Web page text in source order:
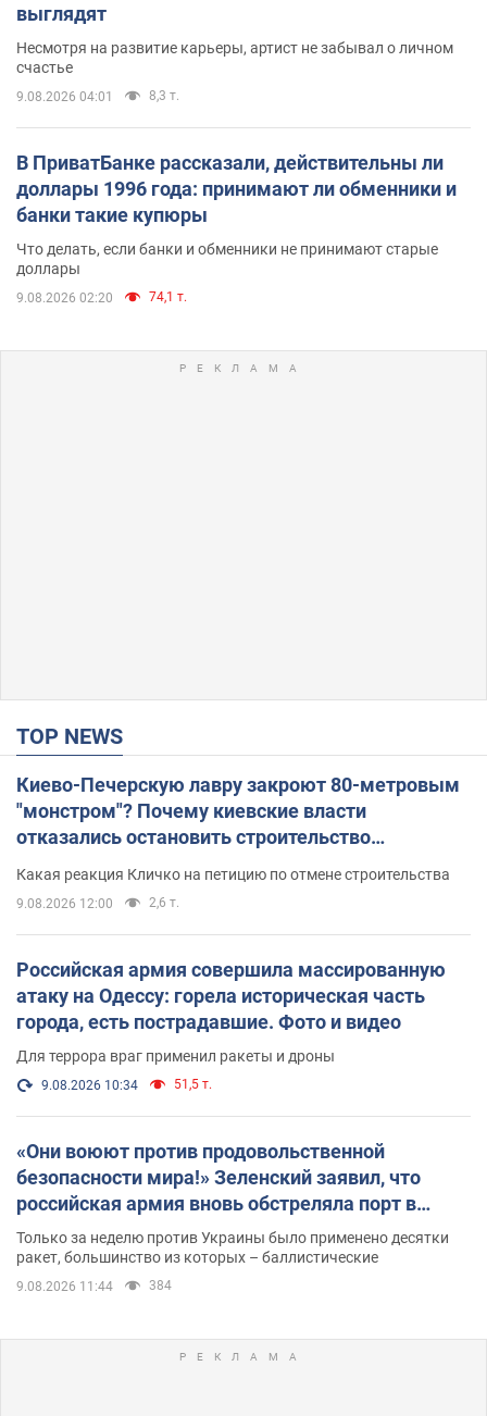
выглядят
Несмотря на развитие карьеры, артист не забывал о личном
счастье
9.08.2026 04:01 8,3 т.
В ПриватБанке рассказали, действительны ли
доллары 1996 года: принимают ли обменники и
банки такие купюры
Что делать, если банки и обменники не принимают старые
доллары
9.08.2026 02:20 74,1 т.
TOP NEWS
Киево-Печерскую лавру закроют 80-метровым
"монстром"? Почему киевские власти
отказались остановить строительство
Какая реакция Кличко на петицию по отмене строительства
9.08.2026 12:00 2,6 т.
Российская армия совершила массированную
атаку на Одессу: горела историческая часть
города, есть пострадавшие. Фото и видео
Для террора враг применил ракеты и дроны
9.08.2026 10:34 51,5 т.
«Они воюют против продовольственной
безопасности мира!» Зеленский заявил, что
российская армия вновь обстреляла порт в
Одессе
Только за неделю против Украины было применено десятки
ракет, большинство из которых – баллистические
9.08.2026 11:44 384